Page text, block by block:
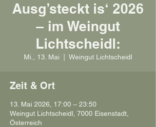
Ausg’steckt is‘ 2026
– im Weingut
Lichtscheidl:
Mi., 13. Mai Weingut Lichtscheidl
Zeit & Ort
13. Mai 2026, 17:00 – 23:50
Weingut Lichtscheidl, 7000 Eisenstadt,
Österreich